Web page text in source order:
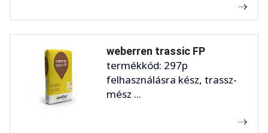
weberren trassic FP
termékkód: 297p
felhasználásra kész, trassz-
mész ...